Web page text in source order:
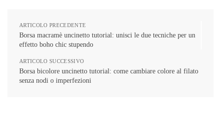
ARTICOLO PRECEDENTE
Borsa macramè uncinetto tutorial: unisci le due tecniche per un
effetto boho chic stupendo
ARTICOLO SUCCESSIVO
Borsa bicolore uncinetto tutorial: come cambiare colore al filato
senza nodi o imperfezioni